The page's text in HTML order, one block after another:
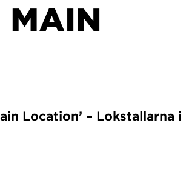
MAIN
Location’ – Lokstallarna i